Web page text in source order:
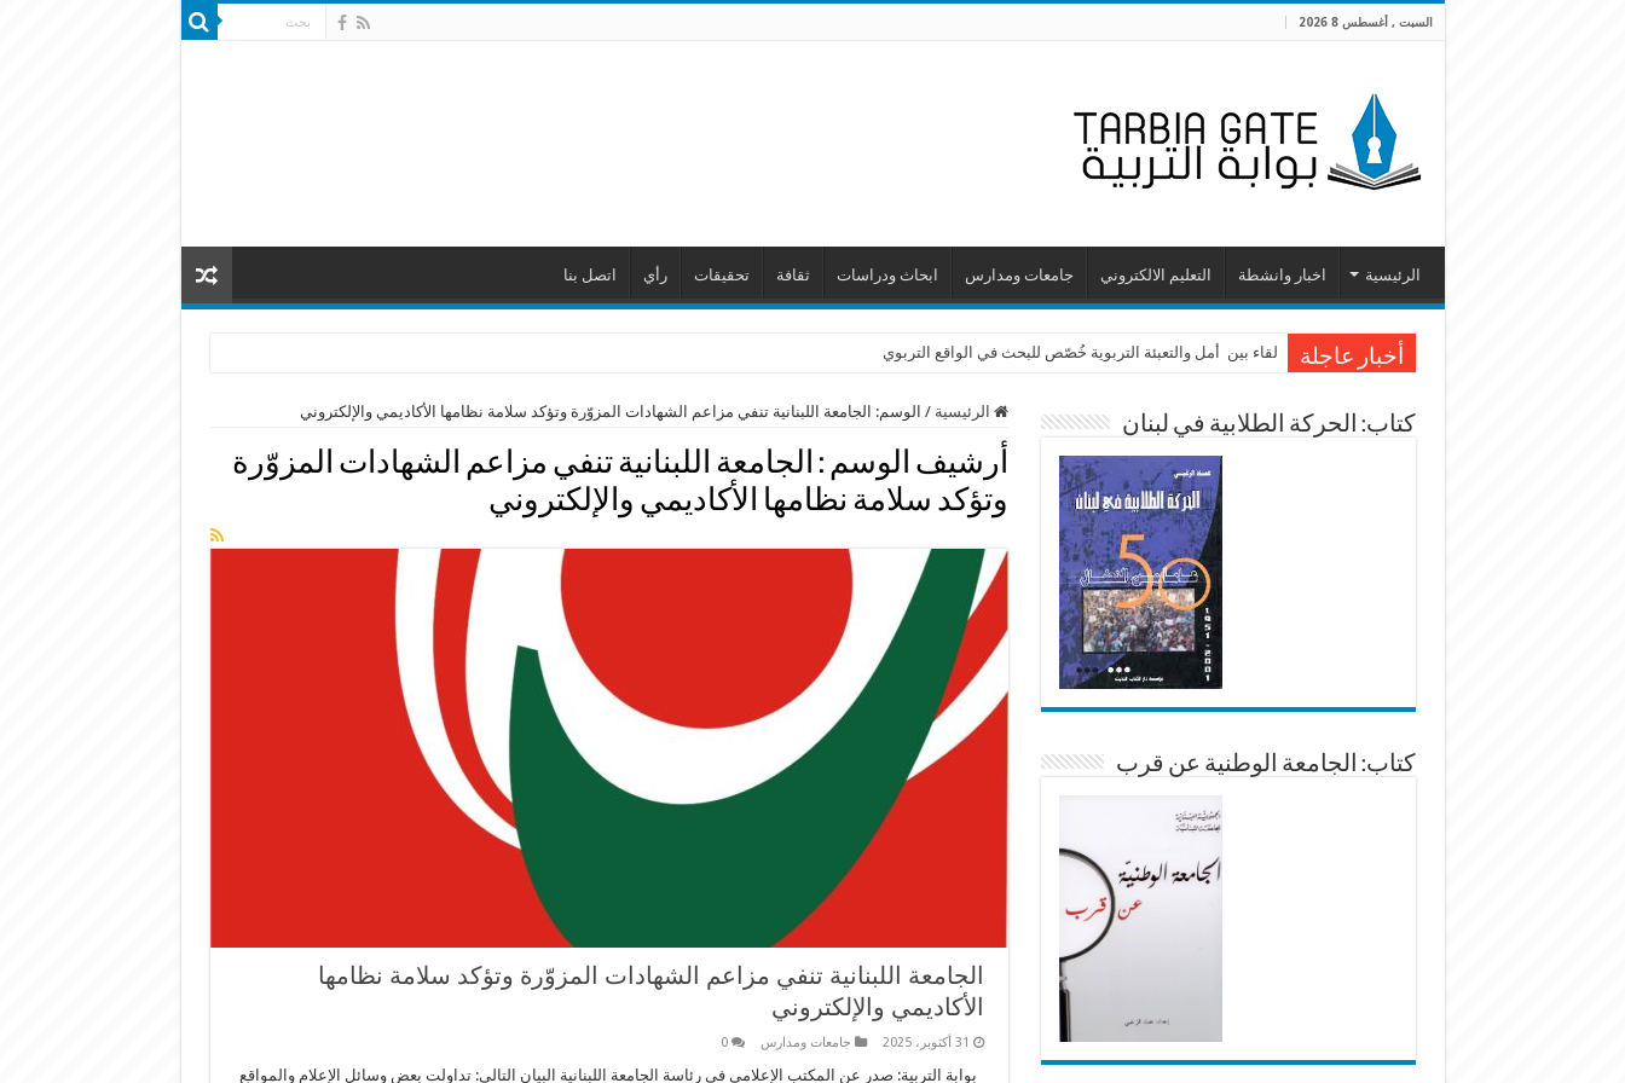
السبت , أغسطس 8 2026
الرئيسية اخبار وانشطة التعليم الالكتروني جامعات ومدارس ابحاث ودراسات ثقافة تحقيقات رأي اتصل بنا
أخبار عاجلة لقاء بين أمل والتعبئة التربوية خُصّص للبحث في الواقع التربوي
الرئيسية / الوسم: الجامعة اللبنانية تنفي مزاعم الشهادات المزوّرة وتؤكد سلامة نظامها الأكاديمي والإلكتروني
أرشيف الوسم : الجامعة اللبنانية تنفي مزاعم الشهادات المزوّرة
وتؤكد سلامة نظامها الأكاديمي والإلكتروني
الجامعة اللبنانية تنفي مزاعم الشهادات المزوّرة وتؤكد سلامة نظامها
الأكاديمي والإلكتروني
31 أكتوبر، 2025 جامعات ومدارس 0
بوابة التربية: صدر عن المكتب الإعلامي في رئاسة الجامعة اللبنانية البيان التالي: تداولت بعض وسائل الإعلام والمواقع
كتاب: الحركة الطلابية في لبنان
كتاب: الجامعة الوطنية عن قرب